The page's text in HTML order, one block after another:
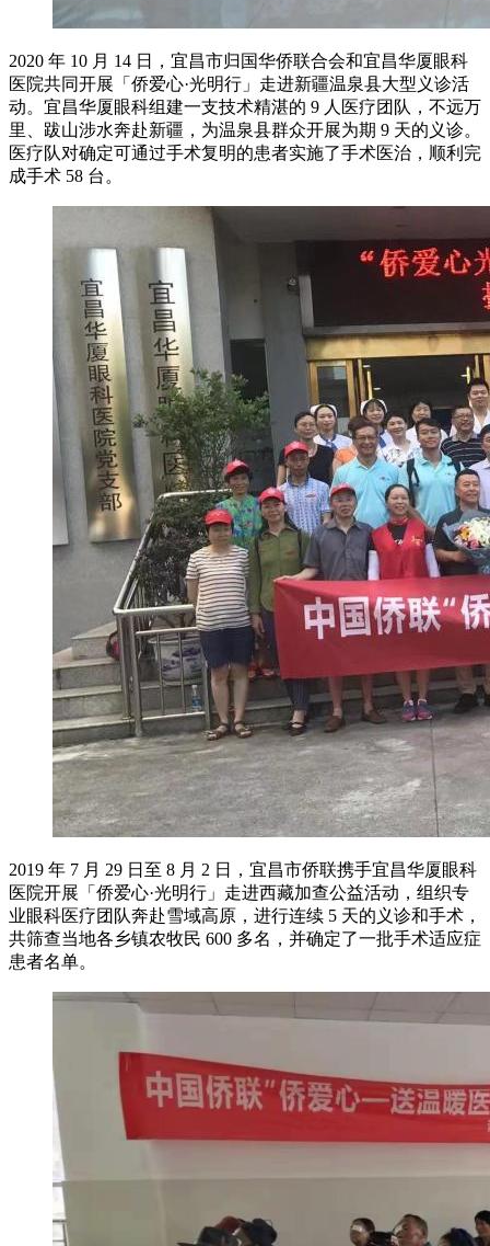
2020 年 10 月 14 日，宜昌市归国华侨联合会和宜昌华厦眼科
医院共同开展「侨爱心·光明行」走进新疆温泉县大型义诊活
动。宜昌华厦眼科组建一支技术精湛的 9 人医疗团队，不远万
里、跋山涉水奔赴新疆，为温泉县群众开展为期 9 天的义诊。
医疗队对确定可通过手术复明的患者实施了手术医治，顺利完
成手术 58 台。
2019 年 7 月 29 日至 8 月 2 日，宜昌市侨联携手宜昌华厦眼科
医院开展「侨爱心·光明行」走进西藏加查公益活动，组织专
业眼科医疗团队奔赴雪域高原，进行连续 5 天的义诊和手术，
共筛查当地各乡镇农牧民 600 多名，并确定了一批手术适应症
患者名单。